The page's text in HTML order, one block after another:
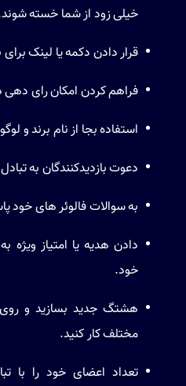
خیلی زود از شما خسته
قرار دادن دکمه یا لینک
فراهم کردن امکان رای
استفاده بجا از نام برند و
دعوت بازدیدکنندگان به
به سوالات فالوئر های خود
دادن هدیه یا امتیاز
خود.
هشتگ جدید بسازید و
مختلف کار کنید.
تعداد اعضای خود را با